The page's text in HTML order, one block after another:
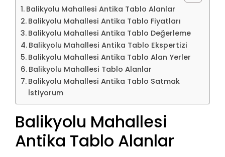
Balikyolu Mahallesi Antika Tablo Alanlar
Balikyolu Mahallesi Antika Tablo Fiyatları
Balikyolu Mahallesi Antika Tablo Değerleme
Balikyolu Mahallesi Antika Tablo Ekspertizi
Balikyolu Mahallesi Antika Tablo Alan Yerler
Balikyolu Mahallesi Tablo Alanlar
Balikyolu Mahallesi Antika Tablo Satmak
İstiyorum
Balikyolu Mahallesi
Antika Tablo Alanlar